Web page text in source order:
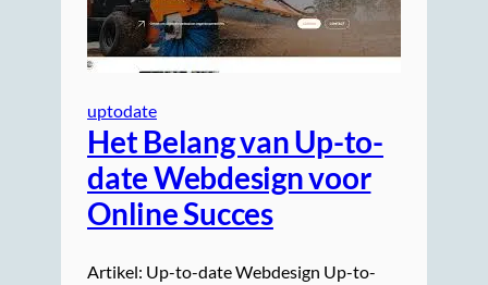
uptodate
Het Belang van Up-to-
date Webdesign voor
Online Succes
Artikel: Up-to-date Webdesign Up-to-